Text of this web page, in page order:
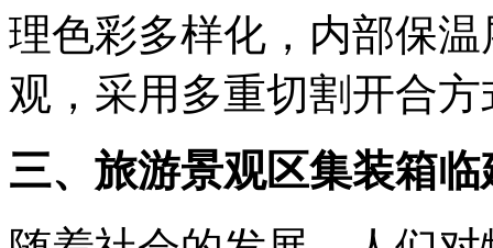
理色彩多样化，内部保
观，采用多重切割开合方
三、旅游景观区集装箱